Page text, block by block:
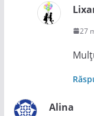
27
Alina